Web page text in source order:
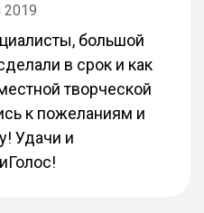
2019
большой
в срок и как
творческой
к пожеланиям и
Удачи и